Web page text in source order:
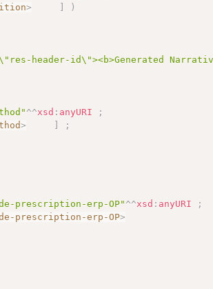
>
)
header-id\"><b>Generated
^^xsd : anyURI
;
>
;
prescription-erp-OP" ^^xsd : anyURI
;
prescription-erp-OP>